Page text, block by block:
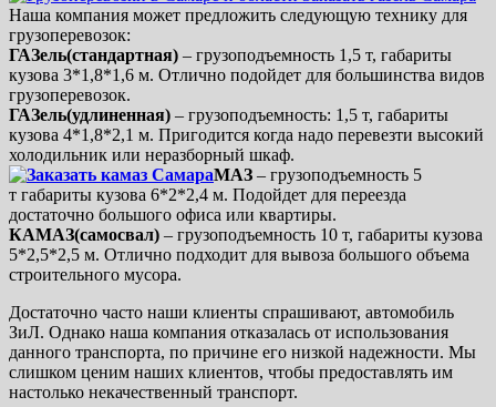
Наша компания может предложить следующую технику для
грузоперевозок:
ГАЗель(стандартная) – грузоподъемность 1,5 т, габариты
кузова 3*1,8*1,6 м. Отлично подойдет для большинства видов
грузоперевозок.
ГАЗель(удлиненная) – грузоподъемность: 1,5 т, габариты
кузова 4*1,8*2,1 м. Пригодится когда надо перевезти высокий
холодильник или неразборный шкаф.
МАЗ – грузоподъемность 5
т габариты кузова 6*2*2,4 м. Подойдет для переезда
достаточно большого офиса или квартиры.
КАМАЗ(самосвал) – грузоподъемность 10 т, габариты кузова
5*2,5*2,5 м. Отлично подходит для вывоза большого объема
строительного мусора.
Достаточно часто наши клиенты спрашивают, автомобиль
ЗиЛ. Однако наша компания отказалась от использования
данного транспорта, по причине его низкой надежности. Мы
слишком ценим наших клиентов, чтобы предоставлять им
настолько некачественный транспорт.